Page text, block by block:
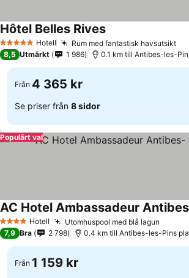
5 Stjärnor Hotell Rum med fantastisk havsutsikt
Hôtel Belles Rives
8,5 Utmärkt 1 986 0.1 km till Antibes-les-
Från 4 365 kr
Se priser från 8 sidor
Populärt val
4 StjärnorHotell Utomhuspool med blå lagun
7,9 Bra 2 798 0.4 km till Antibes-les-Pins
Från 1 159 kr